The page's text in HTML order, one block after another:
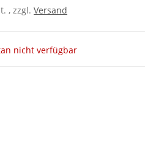
, zzgl. Versand
nicht verfügbar